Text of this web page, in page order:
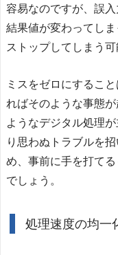
容易なのですが、誤
結果値が変わってし
ストップしてしまう可
ミスをゼロにするこ
ればそのような事態
ようなデジタル処理
り思わぬトラブルを
め、事前に手を打て
でしょう。
処理速度の均一